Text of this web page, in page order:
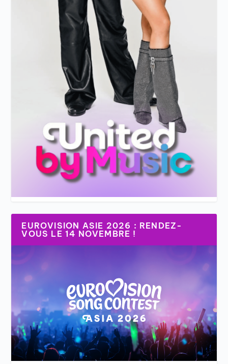
EUROVISION ASIE 2026 : RENDEZ-
VOUS LE 14 NOVEMBRE !